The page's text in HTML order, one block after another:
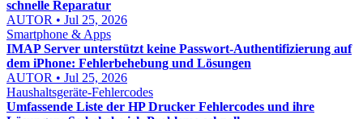
schnelle Reparatur
AUTOR • Jul 25, 2026
Smartphone & Apps
IMAP Server unterstützt keine Passwort-Authentifizierung auf
dem iPhone: Fehlerbehebung und Lösungen
AUTOR • Jul 25, 2026
Haushaltsgeräte-Fehlercodes
Umfassende Liste der HP Drucker Fehlercodes und ihre